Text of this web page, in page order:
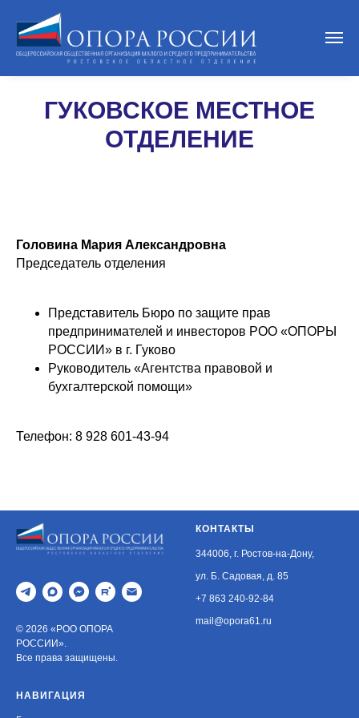
ГУКОВСКОЕ МЕСТНОЕ
ОТДЕЛЕНИЕ
Головина Мария Александровна
Председатель отделения
Представитель Бюро по защите прав
предпринимателей и инвесторов РОО «ОПОРЫ
РОССИИ» в г. Гуково
Руководитель «Агентства правовой и
бухгалтерской помощи»
Телефон: 8 928 601-43-94
© 2026 «РОО ОПОРА
РОССИИ».
Все права защищены.
КОНТАКТЫ
344006, г. Ростов-на-Дону,
ул. Б. Садовая, д. 85
+7 863 240-92-84
mail@opora61.ru
НАВИГАЦИЯ